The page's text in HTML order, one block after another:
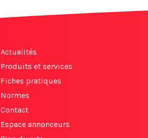
Actualités
Produits et services
Fiches pratiques
Normes
Contact
Espace annonceurs